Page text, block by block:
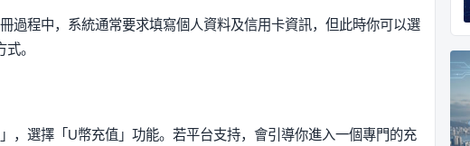
過程中，系統通常要求填寫個人資料及信用卡資訊，但此時你可以選
。
，選擇「U幣充值」功能。若平台支持，會引導你進入一個專門的充